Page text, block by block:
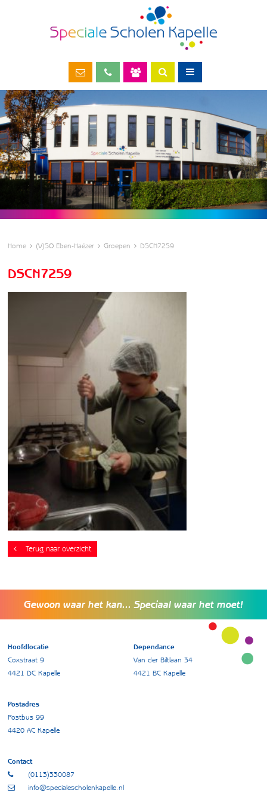
Home (V)SO Eben-Haëzer Groepen DSCN7259
DSCN7259
Terug naar overzicht
Gewoon waar het kan... Speciaal waar het moet!
Hoofdlocatie
Coxstraat 9
4421 DC Kapelle
Dependance
Van der Biltlaan 34
4421 BC Kapelle
Postadres
Postbus 99
4420 AC Kapelle
Contact
(0113)330087
info@specialescholenkapelle.nl